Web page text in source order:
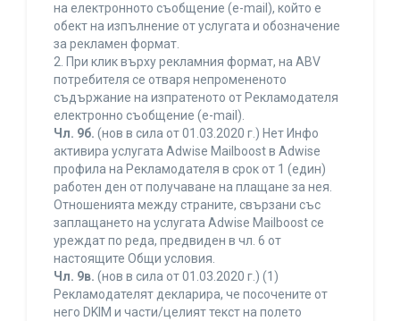
на електронното съобщение (e-mail), който е
обект на изпълнение от услугата и обозначение
за рекламен формат.
2. При клик върху рекламния формат, на ABV
потребителя се отваря непромененото
съдържание на изпратеното от Рекламодателя
електронно съобщение (e-mail).
Чл. 9б. (нов в сила от 01.03.2020 г.) Нет Инфо
активира услугата Adwise Mailboost в Adwise
профила на Рекламодателя в срок от 1 (един)
работен ден от получаване на плащане за нея.
Отношенията между страните, свързани със
заплащането на услугата Adwise Mailboost се
уреждат по реда, предвиден в чл. 6 от
настоящите Общи условия.
Чл. 9в. (нов в сила от 01.03.2020 г.) (1)
Рекламодателят декларира, че посочените от
него DKIM и части/целият текст на полето